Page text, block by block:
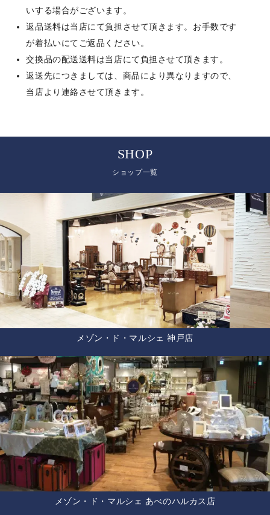
いする場合がございます。
返品送料は当店にて負担させて頂きます。お手数です
が着払いにてご返品ください。
交換品の配送送料は当店にて負担させて頂きます。
返送先につきましては、商品により異なりますので、
当店より連絡させて頂きます。
SHOP
ショップ一覧
メゾン・ド・マルシェ 神戸店
メゾン・ド・マルシェ あべのハルカス店